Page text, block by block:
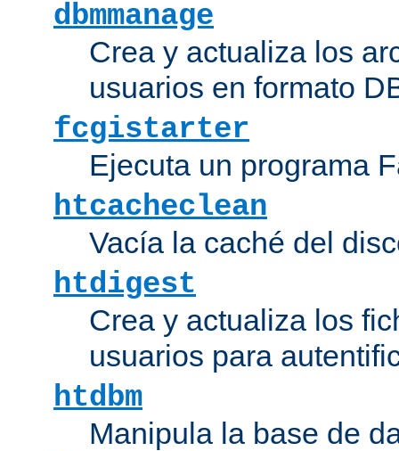
dbmmanage
Crea y actualiza los
usuarios en formato
fcgistarter
Ejecuta un programa
htcacheclean
Vacía la caché del
htdigest
Crea y actualiza los
usuarios para
htdbm
Manipula la base de